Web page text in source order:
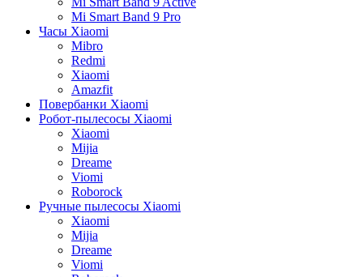
Mi Smart Band 9 Pro
Часы Xiaomi
Mibro
Redmi
Xiaomi
Amazfit
Повербанки Xiaomi
Робот-пылесосы Xiaomi
Xiaomi
Mijia
Dreame
Viomi
Roborock
Ручные пылесосы Xiaomi
Xiaomi
Mijia
Dreame
Viomi